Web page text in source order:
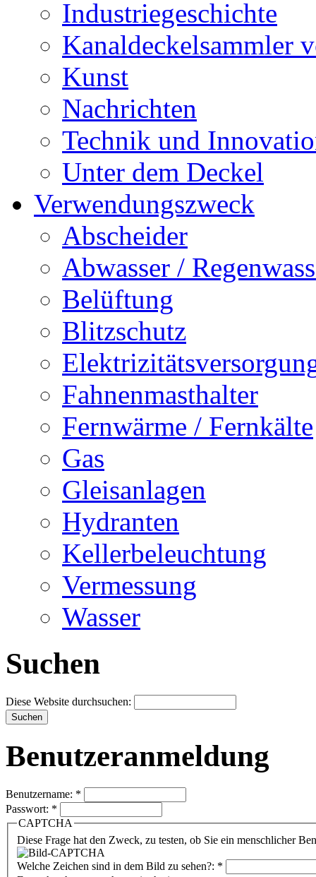
Industriegeschichte
Kanaldeckelsammler
Kunst
Nachrichten
Technik und
Unter dem Deckel
Verwendungszweck
Abscheider
Abwasser /
Belüftung
Blitzschutz
Fahnenmasthalter
Fernwärme / Fernkälte
Gas
Gleisanlagen
Hydranten
Kellerbeleuchtung
Vermessung
Wasser
Suchen
Diese Website durchsuchen:
Benutzeranmeldung
Benutzername: *
Passwort: *
CAPTCHA
Diese Frage hat den Zweck, zu testen, ob Sie ein menschlicher
Welche Zeichen sind in dem Bild zu sehen?: *